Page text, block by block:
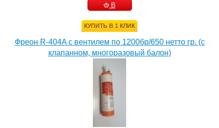
В
КУПИТЬ В 1 КЛИК
Фреон R-404A с вентилем по 1200бр/650 нетто гр. (с
клапанном, многоразовый балон)